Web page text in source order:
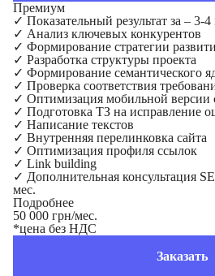
Премиум
✓ Показательный результат за – 3-4
✓ Анализ ключевых конкурентов
✓ Формирование стратегии
✓ Разработка структуры проекта
✓ Формирование семантического
✓ Проверка соответствия
✓ Оптимизация мобильной версии
✓ Подготовка ТЗ на исправление
✓ Написание текстов
✓ Внутренняя перелинковка сайта
✓ Оптимизация профиля ссылок
✓ Link building
✓ Дополнительная консультация
мес.
Подробнее
50 000 грн/мес.
*цена без НДС
Заказать